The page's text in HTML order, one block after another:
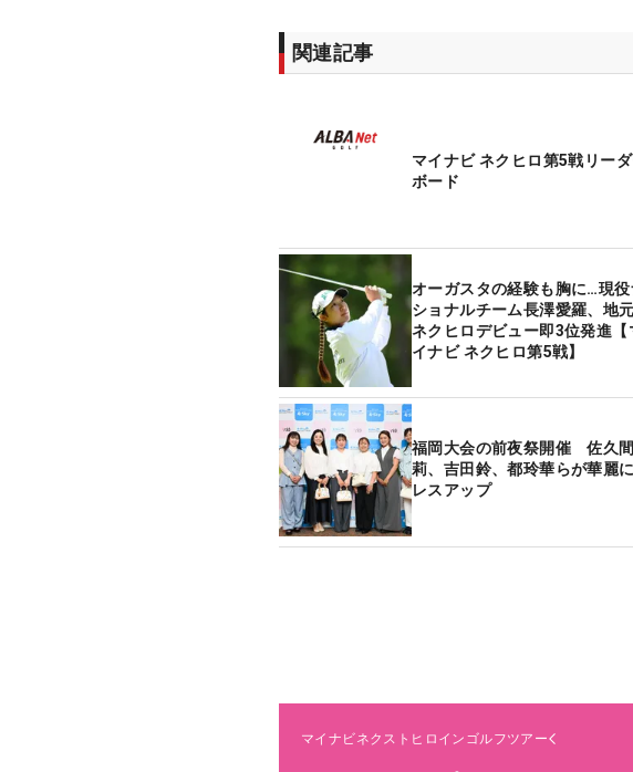
関連記事
マイナビ ネクヒロ第5戦リー
ボード
オーガスタの経験も胸に…現役
ショナルチーム長澤愛羅、地
ネクヒロデビュー即3位発進【
イナビ ネクヒロ第5戦】
福岡大会の前夜祭開催 佐久
莉、吉田鈴、都玲華らが華麗
レスアップ
マイナビネクストヒロインゴルフツアー